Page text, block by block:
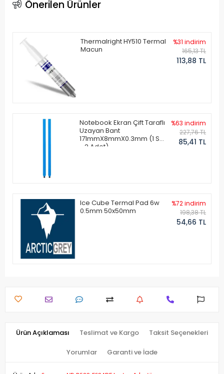
Önerilen Ürünler
Thermalright HY510 Termal
Macun
%31 indirim
165,13 TL
113,88 TL
Notebook Ekran Çift Taraflı
Uzayan Bant
171mmX8mmX0.3mm (1 Set
- 2 Adet)
%63 indirim
227,76 TL
85,41 TL
Ice Cube Termal Pad 6w
0.5mm 50x50mm
%72 indirim
198,38 TL
54,66 TL
Ürün Açıklaması Teslimat ve Kargo Taksit Seçenekleri
Yorumlar Garanti ve İade